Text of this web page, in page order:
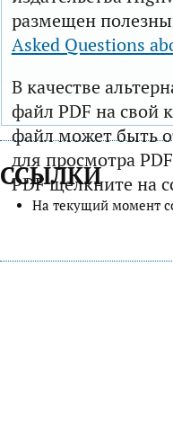
размещен
Asked Questions
В качестве
файл PDF на свой
файл может быть
для просмотра
PDF щелкните на
ССЫЛКИ
На текущий момент